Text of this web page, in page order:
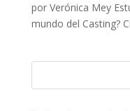
por Verónica Mey
mundo del Casting?